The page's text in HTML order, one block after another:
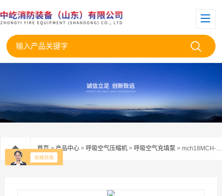
首页>产品中心 > 呼吸空气压缩机 > 呼吸空气充填泵 > mch18MCH-18/ET COMPACT EVO空气充填泵